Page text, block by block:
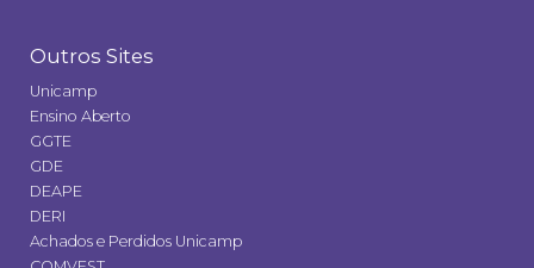
Outros Sites
Unicamp
Ensino Aberto
GGTE
GDE
DEAPE
DERI
Achados e Perdidos Unicamp